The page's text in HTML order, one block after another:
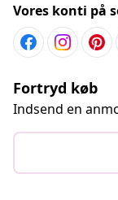
Vores konti på
Fortryd køb
Indsend en